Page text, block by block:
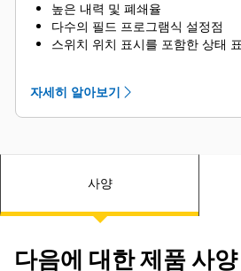
높은 내력 및 폐쇄율
다수의 필드 프로그램식 설정점
스위치 위치 표시를 포함한 상태
True RMS 전압 및 주파수 감지
프로그램식 플랜트 엑서사이저
스위치 위치 표시
이중 스로 UL 1008 3위치 접촉기
자세히 알아보기
사양
다음에 대한 제품 사양